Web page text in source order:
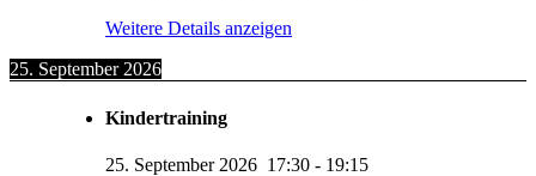
Weitere Details anzeigen
25. September 2026
Kindertraining
25. September 2026 17:30 - 19:15